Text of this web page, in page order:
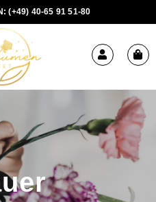
(+49) 40-65 91 51-80